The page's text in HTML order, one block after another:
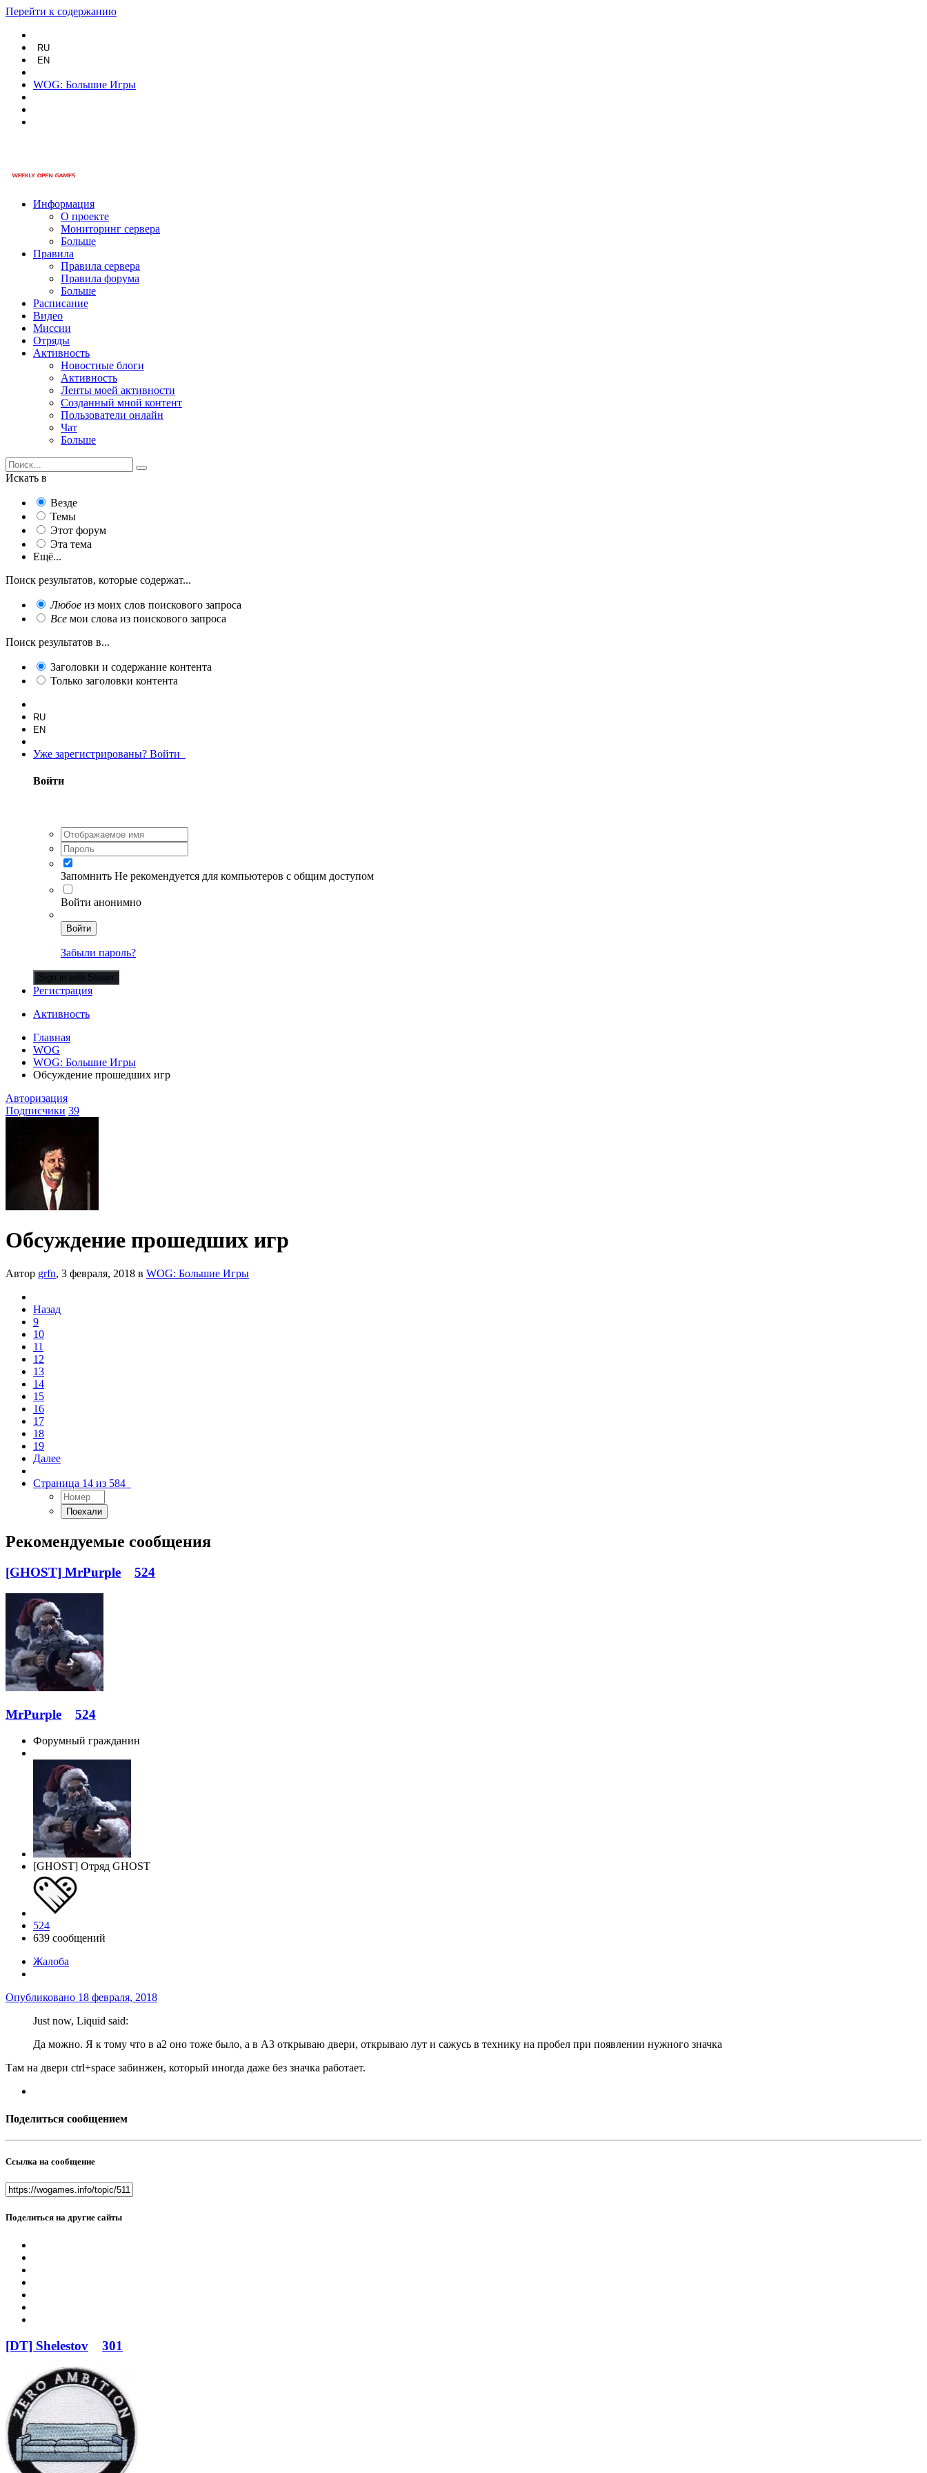
Перейти к содержанию
RU
EN
WOG: Большие Игры
Информация
О проекте
Мониторинг сервера
Больше
Правила
Правила сервера
Правила форума
Больше
Расписание
Видео
Миссии
Отряды
Активность
Новостные блоги
Активность
Ленты моей активности
Созданный мной контент
Пользователи онлайн
Чат
Больше
Искать в
Везде
Темы
Этот форум
Эта тема
Ещё...
Поиск результатов, которые содержат...
Любое из моих слов поискового запроса
Все мои слова из поискового запроса
Поиск результатов в...
Заголовки и содержание контента
Только заголовки контента
RU
EN
Уже зарегистрированы? Войти
Войти
Запомнить Не рекомендуется для компьютеров с общим доступом
Войти анонимно
Войти
Забыли пароль?
Sign in with Steam
Регистрация
Активность
Главная
WOG
WOG: Большие Игры
Обсуждение прошедших игр
Авторизация
Подписчики 39
Обсуждение прошедших игр
Автор grfn, 3 февраля, 2018 в WOG: Большие Игры
Назад
9
10
11
12
13
14
15
16
17
18
19
Далее
Страница 14 из 584
Рекомендуемые сообщения
[GHOST] MrPurple 524
MrPurple 524
Форумный гражданин
[GHOST] Отряд GHOST
524
639 сообщений
Жалоба
Опубликовано 18 февраля, 2018
Just now, Liquid said:
Да можно. Я к тому что в а2 оно тоже было, а в А3 открываю двери, открываю лут и сажусь в технику на пробел при появлении нужного значка
Там на двери ctrl+space забинжен, который иногда даже без значка работает.
Поделиться сообщением
Ссылка на сообщение
Поделиться на другие сайты
[DT] Shelestov 301